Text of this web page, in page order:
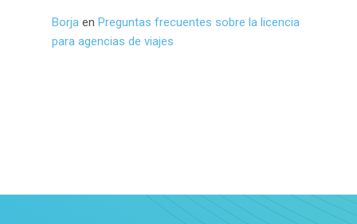
Borja en Preguntas frecuentes sobre la licencia
para agencias de viajes